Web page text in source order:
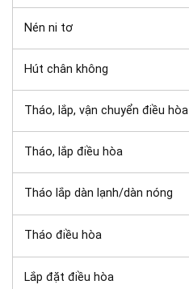
Nén ni tơ
Hút chân không
Tháo, lắp, vận chuyển điều hòa
Tháo, lắp điều hòa
Tháo lắp dàn lạnh/dàn nóng
Tháo điều hòa
Lắp đặt điều hòa